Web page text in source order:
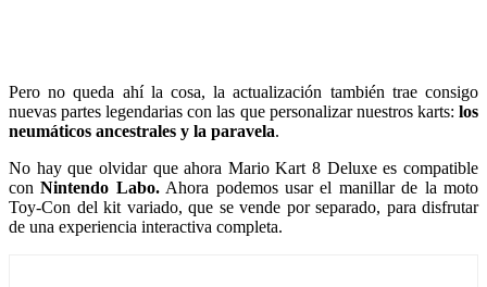
Pero no queda ahí la cosa, la actualización también trae consigo
nuevas partes legendarias con las que personalizar nuestros karts: los
neumáticos ancestrales y la paravela.
No hay que olvidar que ahora Mario Kart 8 Deluxe es compatible
conNintendo Labo.Ahora podemos usar el manillar de la moto
Toy-Con del kit variado, que se vende por separado, para disfrutar
de una experiencia interactiva completa.